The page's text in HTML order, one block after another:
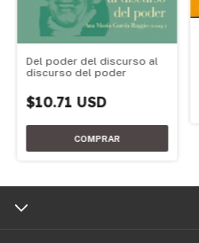
Del poder del discurso al
discurso del poder
$10.71 USD